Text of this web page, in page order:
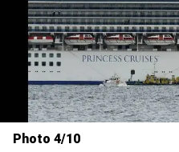
Photo 4/10